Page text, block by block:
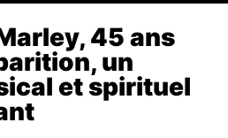
45 ans
un
et spirituel